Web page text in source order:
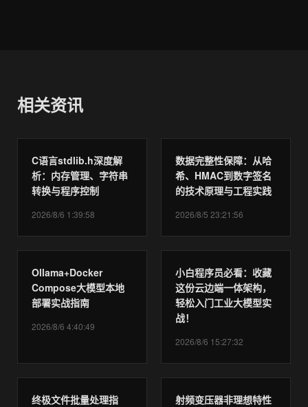
相关资讯
C语言stdlib.h深度解
析：内存管理、字符串
转换与程序控制
2026/8/6 1:39:58
数据完整性保障：从哈
希、HMAC到数字签名
的技术原理与工程实践
2026/8/5 23:21:56
Ollama+Docker
Compose大模型本地
部署实战指南
2026/8/6 4:40:49
小白程序员必看：收藏
这份云边端一体架构，
轻松入门工业大模型实
战！
2026/8/6 15:27:32
终极文件批量处理指
射频变压器非理想特性